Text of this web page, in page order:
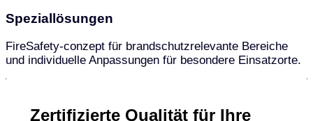
Speziallösungen
FireSafety-conzept für brandschutzrelevante Bereiche
und individuelle Anpassungen für besondere Einsatzorte.
Zertifizierte Qualität für Ihre